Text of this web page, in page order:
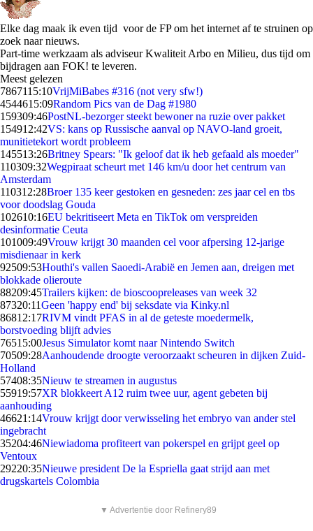
Elke dag maak ik even tijd voor de FP om het internet af te struinen op
zoek naar nieuws.
Part-time werkzaam als adviseur Kwaliteit Arbo en Milieu, dus tijd om
bijdragen aan FOK! te leveren.
Meest gelezen
7867115:10VrijMiBabes #316 (not very sfw!)
4544615:09Random Pics van de Dag #1980
159309:46PostNL-bezorger steekt bewoner na ruzie over pakket
154912:42VS: kans op Russische aanval op NAVO-land groeit,
munitietekort wordt probleem
145513:26Britney Spears: "Ik geloof dat ik heb gefaald als moeder"
110309:32Wegpiraat scheurt met 146 km/u door het centrum van
Amsterdam
110312:28Broer 135 keer gestoken en gesneden: zes jaar cel en tbs
voor doodslag Gouda
102610:16EU bekritiseert Meta en TikTok om verspreiden
desinformatie Ceuta
101009:49Vrouw krijgt 30 maanden cel voor afpersing 12-jarige
misdienaar in kerk
92509:53Houthi's vallen Saoedi-Arabië en Jemen aan, dreigen met
blokkade olieroute
88209:45Trailers kijken: de bioscoopreleases van week 32
87320:11Geen 'happy end' bij seksdate via Kinky.nl
86812:17RIVM vindt PFAS in al de geteste moedermelk,
borstvoeding blijft advies
76515:00Jesus Simulator komt naar Nintendo Switch
70509:28Aanhoudende droogte veroorzaakt scheuren in dijken Zuid-
Holland
57408:35Nieuw te streamen in augustus
55919:57XR blokkeert A12 ruim twee uur, agent gebeten bij
aanhouding
46621:14Vrouw krijgt door verwisseling het embryo van ander stel
ingebracht
35204:46Niewiadoma profiteert van pokerspel en grijpt geel op
Ventoux
29220:35Nieuwe president De la Espriella gaat strijd aan met
drugskartels Colombia
▼ Advertentie door Refinery89